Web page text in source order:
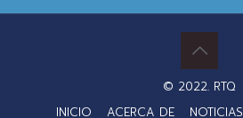
© 2022. RTQ
INICIO
ACERCA DE NOTICIAS